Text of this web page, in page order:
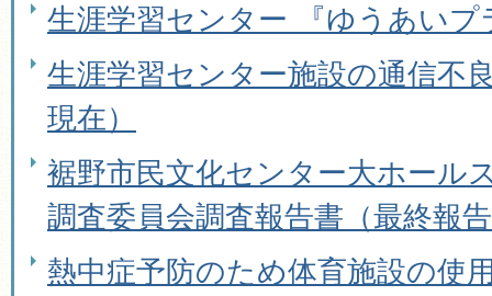
生涯学習センター 『ゆうあいプ
生涯学習センター施設の通信不
現在）
裾野市民文化センター大ホール
調査委員会調査報告書（最終報
熱中症予防のため体育施設の使